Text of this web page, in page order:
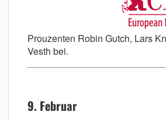
Prouzenten Robin Gutch, Lars
Vesth bei.
9. Februar